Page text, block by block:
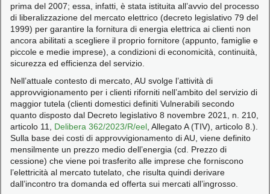
prima del 2007; essa, infatti, è stata istituita all’avvio del processo
di liberalizzazione del mercato elettrico (decreto legislativo 79 del
1999) per garantire la fornitura di energia elettrica ai clienti non
ancora abilitati a scegliere il proprio fornitore (appunto, famiglie e
piccole e medie imprese), a condizioni di economicità, continuità,
sicurezza ed efficienza del servizio.
Nell’attuale contesto di mercato, AU svolge l’attività di
approvvigionamento per i clienti riforniti nell’ambito del servizio di
maggior tutela (clienti domestici definiti Vulnerabili secondo
quanto disposto dal Decreto legislativo 8 novembre 2021, n. 210,
articolo 11, Delibera 362/2023/R/eel , Allegato A (TIV), articolo 8.).
Sulla base dei costi di approvvigionamento di AU, viene definito
mensilmente un prezzo medio dell’energia (cd. Prezzo di
cessione) che viene poi trasferito alle imprese che forniscono
l’elettricità al mercato tutelato, che risulta quindi derivare
dall’incontro tra domanda ed offerta sui mercati all’ingrosso.